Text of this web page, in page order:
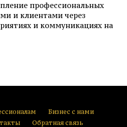
профессиональных
и клиентами через
и коммуникациях на
Бизнес с нами
Обратная связь